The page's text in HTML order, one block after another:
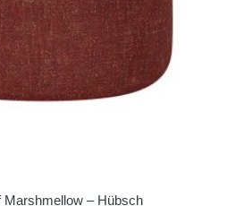
Marshmellow – Hübsch